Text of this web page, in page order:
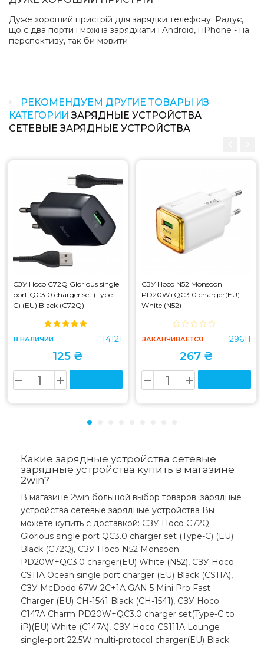
Какая цена на сзу hoco c105a stage dual port
pd20w+qc3.0 charger (eu) white (c105a)?
Цена на сзу hoco c105a stage dual port pd20w+qc3.0
charger (eu) white (c105a) составляет 149 грн.
Дуже хороший пристрій для зарядки телефону. Радує,
що є два порти і можна заряджати і Android, і iPhone - на
перспективу, так би мовити
РЕКОМЕНДУЕМ ДРУГИЕ ТОВАРЫ ИЗ
КАТЕГОРИИЗАРЯДНЫЕ УСТРОЙСТВА
СЕТЕВЫЕ ЗАРЯДНЫЕ УСТРОЙСТВА
СЗУ Hoco C72Q Glorious single
port QC3.0 charger set (Type-
C) (EU) Black (C72Q)
В НАЛИЧИИ 14121
125 ₴
СЗУ Hoco N52 Monsoon
PD20W+QC3.0 charger(EU)
White (N52)
ЗАКАНЧИВАЕТСЯ 29611
267 ₴
Какие зарядные устройства сетевые
зарядные устройства купить в магазине
2win?
В магазине 2win большой выбор товаров. зарядные
устройства сетевые зарядные устройства Вы
можете купить с доставкой: СЗУ Hoco C72Q
Glorious single port QC3.0 charger set (Type-C) (EU)
Black (C72Q), СЗУ Hoco N52 Monsoon
PD20W+QC3.0 charger(EU) White (N52), СЗУ Hoco
CS11A Ocean single port charger (EU) Black (CS11A),
СЗУ McDodo 67W 2C+1A GAN 5 Mini Pro Fast
Charger (EU) CH-1541 Black (CH-1541), СЗУ Hoco
C147A Charm PD20W+QC3.0 charger set(Type-C to
iP)(EU) White (C147A), СЗУ Hoco CS111A Lounge
single-port 22.5W multi-protocol charger(EU) Black